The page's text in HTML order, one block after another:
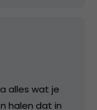
alles wat je
halen dat in